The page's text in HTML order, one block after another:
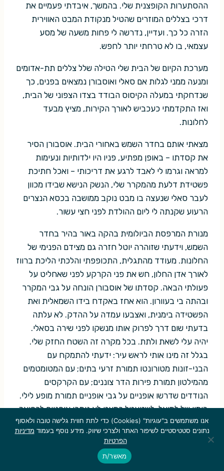
ההסתערות הקופצנית שלי. בהמשך, איבדתי פעמיים את
דרכי בצללים המוזרים שהטיל מנקודת המבט האווירית
הזרה כל כך. ועדיין, נדרשה לי פחות משעה של מסע
עצמאי, בו לא טרחתי יותר לחפש.
מערכת הקיום של הבית שלי הטילה שלל צללים תת-אדומים
ומנעה ממני לגלות אם סאלי ואוסבורן נמצאים בפנים, כך
שנדחקתי במעלה הקיסוס הבודד בצדו הצפוני של הבית,
ואז התקדמתי כעכביש לאורך הקירות, מציץ מבעד
לחלונות.
מצאתי אותם בחדר השמש באחורי הבית. אוסבורן הסיר
את קסדתו – באופן מפתיע, פניו היו ילדותיות ונעימות
למראה וגרמו לי לאבד לרגע את דריכותי – ואכל חתיכת
פשטידת דלעת מהמקרר שלי, הנשק הנישא שבידו מכוון
לעבר סאלי שנעצה בו מבט נוקב ממושבה בכסא הנצרים
הרעוע שקנתה לי ליום ההולדת לפני חצי עשור.
מנורת המרפסת הביולומית בהקה באור בהיר בחדר
השמש, וידעתי שזוהרה יוטל חזרה גם מצידם הפנימי של
החלונות. מעודד מהתגלית, התכופפתי והלכתי הליכת ברווז
לאורך אדן החלון, חש את פני הקרקע לפני שאחליט על
פעולתי הבאה. קסדתו של אוסבורן הונחה על גבי המקרר
ובהתה בי בעוורון. הוא אחז באקדח בידו השמאלית ואת
הפשטידה בימנית, ואצבעו עמדה על ההדק. לא עלתה
בדעתי שום דרך לפרוק אותו מנשקו לפני שירה בסאלי.
יהיה עלי לשאת ולתת. בכל מקרה זה השטח החזק שלי.
בגלל זה מינו אותי לראש עיר: ידעתי להתמקח עם
הבני-זונות מטורונטו תמורת זרעי בתים; עם המטומטמים
מהמילטון תמורת פירות הדר צוננים; עם הקרקסים
הנודדים שדרשו אופניים על גבי אופניים תמורת מופע לילי.
בימיו של למואל, לשטעטל כמעט לא נותרו אופניים לרפואה
כשהגיע חודש מרץ, סחרו בכל היבול תמורת מוצרים
חיוניים. בתום השנה הראשונה שלי כראש העיר, היה עלינו
לגדל אסם נוסף ולתלות ווים לכל אורך קורות התקרה כדי
לתלות עליהם את עודפי האופניים שלנו. אשא ואתן עם
אנו משתמשים ב"עוגיות" (Cookies) כדי לתת חווית גלישה טובה ולאסוף
נתונים סטטיסטיים לשיפור האתר ולצרכי שיווק. מידע נוסף בעמוד מדיניות
הפרטיות
מאשר/ת